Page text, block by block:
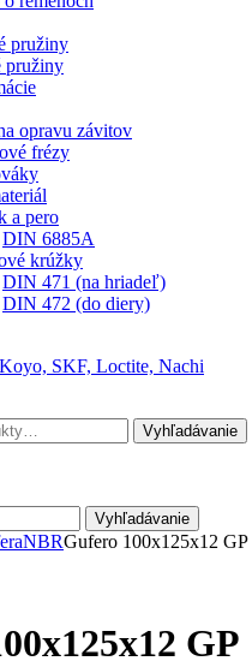
pružiny
pružiny
opravu závitov
frézy
a pero
DIN 6885A
krúžky
DIN 471 (na hriadeľ)
DIN 472 (do diery)
Vyhľadávanie
Vyhľadávanie
NBRGufero 100x125x12 GP
GP